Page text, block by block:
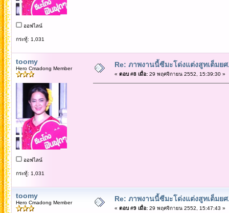
ออฟไลน์
กระทู้: 1,031
toomy
Hero Cmadong Member
ออฟไลน์
กระทู้: 1,031
Re: ภาพงานนี้ซีมะโด่งแต่งสูทเต็มย
« ตอบ #8 เมื่อ:29 พฤศจิกายน 2552, 15:39:30 »
toomy
Hero Cmadong Member Re: ภาพงานนี้ซีมะโด่งแต่งสูทเต็มย
« ตอบ #9 เมื่อ:29 พฤศจิกายน 2552, 15:47:43 »